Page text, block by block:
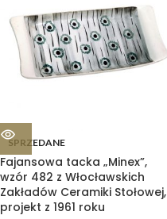
SPRZEDANE
Fajansowa tacka „Minex”,
wzór 482 z Włocławskich
Zakładów Ceramiki Stołowej,
projekt z 1961 roku